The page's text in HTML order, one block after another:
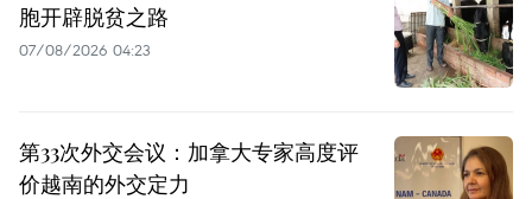
胞开辟脱贫之路
07/08/2026 04:23
第33次外交会议：加拿大专家高度评
价越南的外交定力